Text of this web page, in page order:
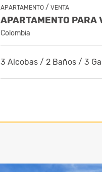
APARTAMENTO / VENTA
APARTAMENTO PARA
Colombia
3 Alcobas / 2 Baños / 3